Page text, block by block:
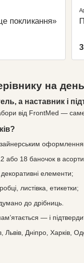
на
а наставник і
від FrontMed — саме
або 18 баночок в
декоративні елементи;
листівка, етикетки;
до дрібниць.
— і
Львів, Дніпро, Харків,
покликання»